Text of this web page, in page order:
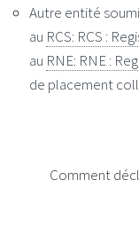
Autre entité
au RCS: RCS :
au RNE: RNE :
de placement
Comment